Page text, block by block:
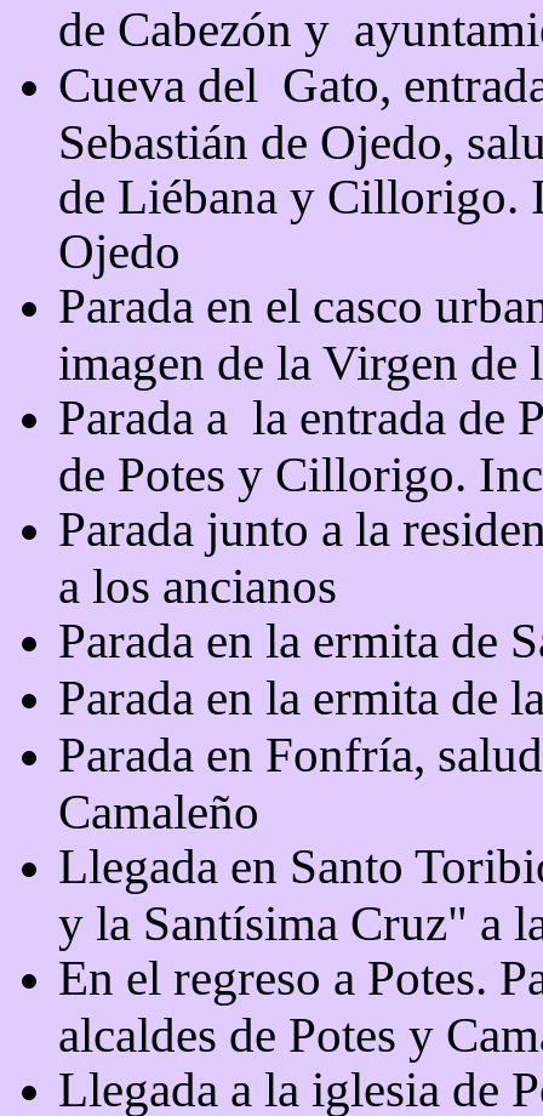
de Cabezón y
Cueva del Gato,
Sebastián de Ojedo,
de Liébana y Cillorigo.
Ojedo
Parada en el casco
imagen de la Virgen de
Parada a la entrada de
de Potes y Cillorigo.
Parada junto a la
a los ancianos
Parada en la ermita de
Parada en la ermita de
Parada en Fonfría,
Camaleño
Llegada en Santo
y la Santísima Cruz" a
En el regreso a Potes.
alcaldes de Potes y
Llegada a la iglesia de